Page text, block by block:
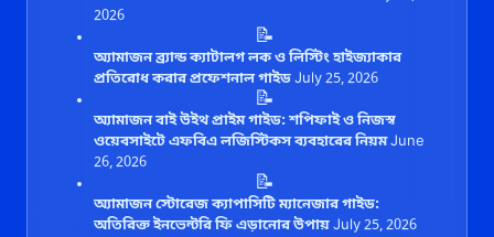
2026
📝
অ্যামাজন ব্র্যান্ড ক্যাটালগ লক ও লিস্টিং হাইজ্যাকার
প্রতিরোধ করার প্রফেশনাল গাইডJuly 25, 2026
📝
অ্যামাজন বাই উইথ প্রাইম গাইড: শপিফাই ও নিজস্ব
ওয়েবসাইটে এফবিএ লজিস্টিকস ব্যবহারের নিয়মJune
26, 2026
📝
অ্যামাজন স্টোরেজ ক্যাপাসিটি ম্যানেজার গাইড:
অতিরিক্ত ইনভেন্টরি ফি এড়ানোর উপায়July 25, 2026